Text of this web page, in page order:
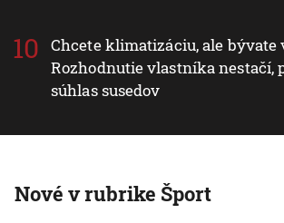
Chcete klimatizáciu, ale bývate
Rozhodnutie vlastníka nestačí,
súhlas susedov
Nové v rubrike Šport